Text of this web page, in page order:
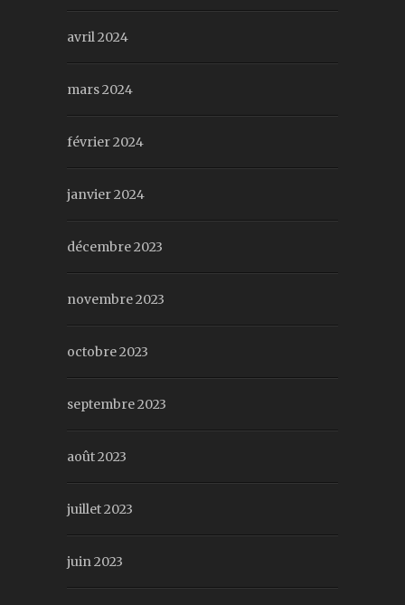
avril 2024
mars 2024
février 2024
janvier 2024
décembre 2023
novembre 2023
octobre 2023
septembre 2023
août 2023
juillet 2023
juin 2023